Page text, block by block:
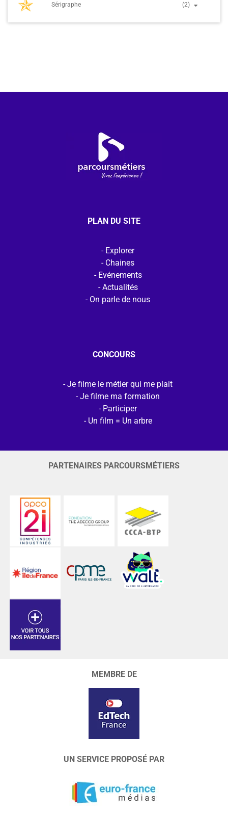
Sérigraphe (2)
PLAN DU SITE
Explorer
Chaines
Evénements
Actualités
On parle de nous
CONCOURS
Je filme le métier qui me plait
Je filme ma formation
Participer
Un film = Un arbre
PARTENAIRES PARCOURSMÉTIERS
MEMBRE DE
UN SERVICE PROPOSÉ PAR